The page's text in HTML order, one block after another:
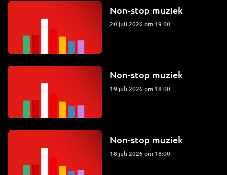
Non-stop muziek
20 juli 2026 om 19:00
Non-stop muziek
19 juli 2026 om 18:00
Non-stop muziek
18 juli 2026 om 18:00